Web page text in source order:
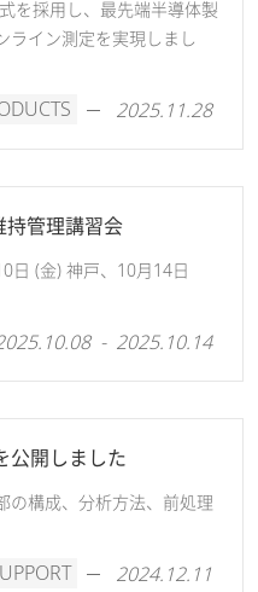
を採用し、最先端半導体製
ライン測定を実現しまし
2025.11.28
持管理講習会
日 (金) 神戸、10月14日
- 2025.10.14
公開しました
の構成、分析方法、前処理
2024.12.11